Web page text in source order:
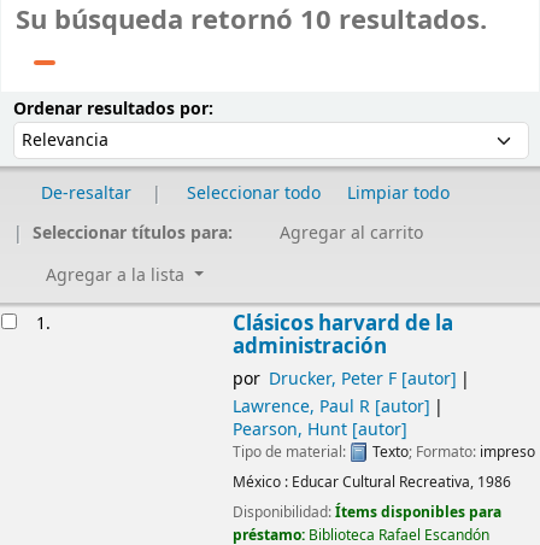
Su búsqueda retornó 10 resultados.
Ordenar resultados por:
De-resaltar Seleccionar todo
Limpiar todo
Seleccionar títulos para:
Agregar al carrito
Agregar a la lista
1. Clásicos harvard de la
administración
por Drucker, Peter F[autor]
Lawrence, Paul R[autor]
Pearson, Hunt[autor]
Tipo de material: Texto; Formato: impreso
México : Educar Cultural Recreativa, 1986
Disponibilidad:Ítems disponibles para
préstamo: Biblioteca Rafael Escandón